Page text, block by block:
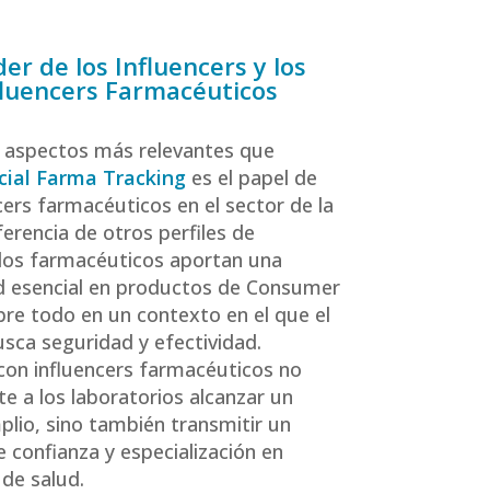
de los Influencers y los
Farmacéuticos
más relevantes que
Farma Tracking es el papel de
farmacéuticos en el sector de la
de otros perfiles de
farmacéuticos aportan una
esencial en productos de Consumer
todo en un contexto en el que el
seguridad y efectividad.
influencers farmacéuticos no
a los laboratorios alcanzar un
sino también transmitir un
confianza y especialización en
salud.